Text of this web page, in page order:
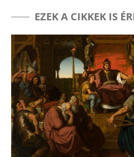
EZEK A CIKKEK IS